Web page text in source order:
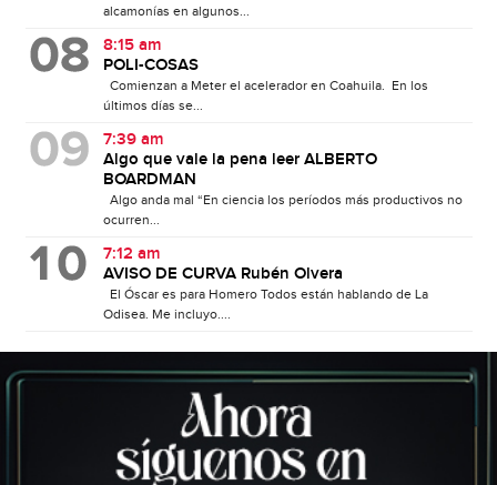
alcamonías en algunos...
8:15 am
POLI-COSAS
Comienzan a Meter el acelerador en Coahuila. En los
últimos días se...
7:39 am
Algo que vale la pena leer ALBERTO
BOARDMAN
Algo anda mal “En ciencia los períodos más productivos no
ocurren...
7:12 am
AVISO DE CURVA Rubén Olvera
El Óscar es para Homero Todos están hablando de La
Odisea. Me incluyo....